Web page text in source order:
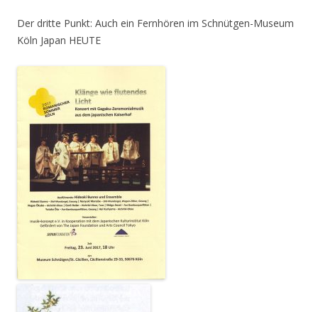
Der dritte Punkt: Auch ein Fernhören im Schnütgen-Museum
Köln Japan HEUTE